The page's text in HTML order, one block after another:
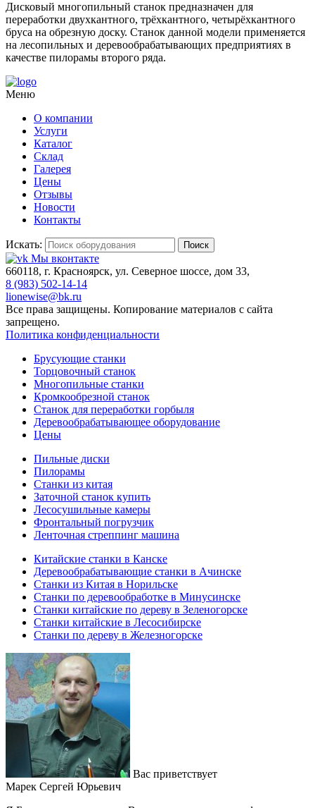
Дисковый многопильный станок предназначен для
переработки двухкантного, трёхкантного, четырёхкантного
бруса на обрезную доску. Станок данной модели применяется
на лесопильных и деревообрабатывающих предприятиях в
качестве пилорамы второго ряда.
Меню
О компании
Услуги
Каталог
Склад
Галерея
Цены
Отзывы
Новости
Контакты
Искать: Поиск
Мы вконтакте
660118, г. Красноярск, ул. Северное шоссе, дом 33,
8 (983) 502-14-14
lionewise@bk.ru
Все права защищены. Копирование материалов с сайта
запрещено.
Политика конфиденциальности
Брусующие станки
Торцовочный станок
Многопильные станки
Кромкообрезной станок
Станок для переработки горбыля
Деревообрабатывающее оборудование
Цены
Пильные диски
Пилорамы
Станки из китая
Заточной станок купить
Лесосушильные камеры
Фронтальный погрузчик
Ленточная стреппинг машина
Китайские станки в Канске
Деревообрабатывающие станки в Ачинске
Станки из Китая в Норильске
Станки по деревообработке в Минусинске
Станки китайские по дереву в Зеленогорске
Станки китайские в Лесосибирске
Станки по дереву в Железногорске
Вас приветствует
Марек Сергей Юрьевич